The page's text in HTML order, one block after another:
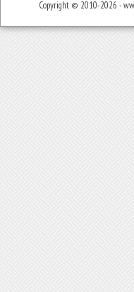
Copyright © 2010-2026 -